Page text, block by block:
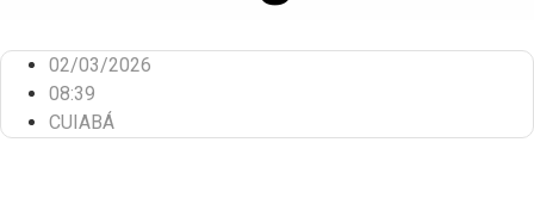
02/03/2026
08:39
CUIABÁ